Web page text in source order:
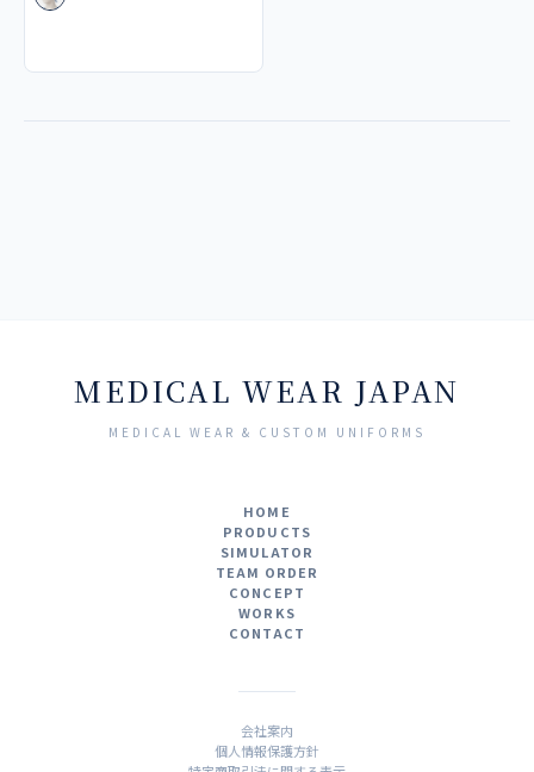
MEDICAL WEAR JAPAN
MEDICAL WEAR & CUSTOM UNIFORMS
HOME
PRODUCTS
SIMULATOR
TEAM ORDER
CONCEPT
WORKS
CONTACT
会社案内
個人情報保護方針